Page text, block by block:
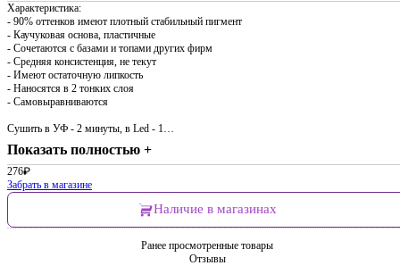
Характеристика:
- 90% оттенков имеют плотный стабильный пигмент
- Каучуковая основа, пластичные
- Сочетаются с базами и топами других фирм
- Средняя консистенция, не текут
- Имеют остаточную липкость
- Наносятся в 2 тонких слоя
- Самовыравниваются
Сушить в УФ - 2 минуты, в Led - 1…
Показать полностью +
276₽
Забрать в магазине
Наличие в магазинах
Ранее просмотренные товары
Отзывы